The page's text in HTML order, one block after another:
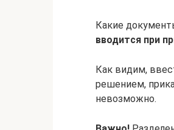
Какие
вводится при
Как видим,
решением,
невозможно.